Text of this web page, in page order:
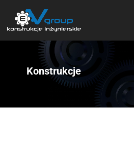
Konstrukcje